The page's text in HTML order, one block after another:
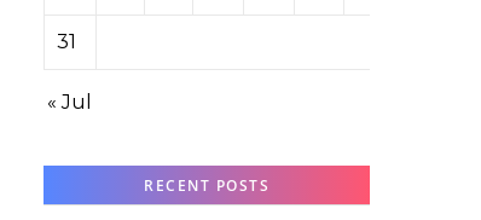
31
« Jul
RECENT POSTS